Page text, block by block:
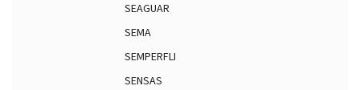
SEAGUAR
SEMA
SEMPERFLI
SENSAS